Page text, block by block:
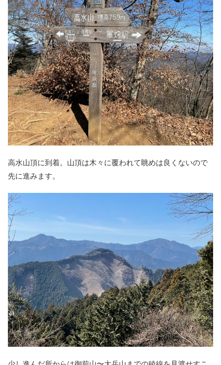
高水山頂に到着。山頂は木々に覆われて眺めは良くないので
先に進みます。